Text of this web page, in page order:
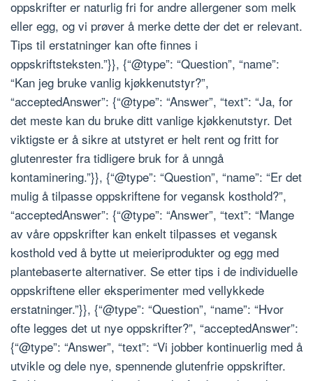
oppskrifter er naturlig fri for andre allergener som melk
eller egg, og vi prøver å merke dette der det er relevant.
Tips til erstatninger kan ofte finnes i
oppskriftsteksten.”}}, {“@type”: “Question”, “name”:
“Kan jeg bruke vanlig kjøkkenutstyr?”,
“acceptedAnswer”: {“@type”: “Answer”, “text”: “Ja, for
det meste kan du bruke ditt vanlige kjøkkenutstyr. Det
viktigste er å sikre at utstyret er helt rent og fritt for
glutenrester fra tidligere bruk for å unngå
kontaminering.”}}, {“@type”: “Question”, “name”: “Er det
mulig å tilpasse oppskriftene for vegansk kosthold?”,
“acceptedAnswer”: {“@type”: “Answer”, “text”: “Mange
av våre oppskrifter kan enkelt tilpasses et vegansk
kosthold ved å bytte ut meieriprodukter og egg med
plantebaserte alternativer. Se etter tips i de individuelle
oppskriftene eller eksperimenter med vellykkede
erstatninger.”}}, {“@type”: “Question”, “name”: “Hvor
ofte legges det ut nye oppskrifter?”, “acceptedAnswer”:
{“@type”: “Answer”, “text”: “Vi jobber kontinuerlig med å
utvikle og dele nye, spennende glutenfrie oppskrifter.